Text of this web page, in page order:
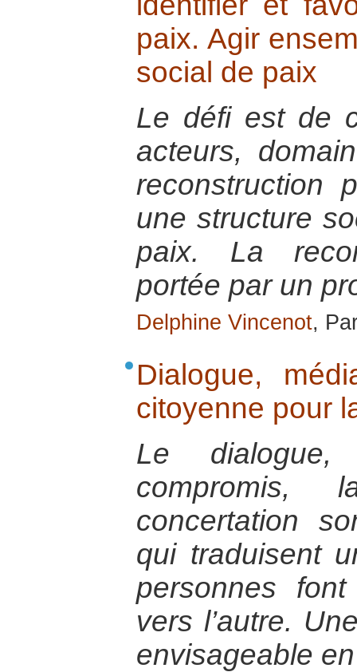
paix. Agir
social de paix
Le défi est de
acteurs,
reconstruction
une structure
paix. La
portée par un
Delphine Vincenot,
Dialogue,
citoyenne pour
Le
compromis,
concertation
qui traduisent
personnes
vers l’autre.
envisageable